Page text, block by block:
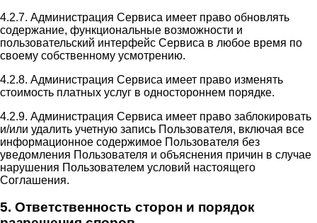
4.2.7. Администрация Сервиса имеет право обновлять
содержание, функциональные возможности и
пользовательский интерфейс Сервиса в любое время по
своему собственному усмотрению.
4.2.8. Администрация Сервиса имеет право изменять
стоимость платных услуг в одностороннем порядке.
4.2.9. Администрация Сервиса имеет право заблокировать
и/или удалить учетную запись Пользователя, включая все
информационное содержимое Пользователя без
уведомления Пользователя и объяснения причин в случае
нарушения Пользователем условий настоящего
Соглашения.
5. Ответственность сторон и порядок